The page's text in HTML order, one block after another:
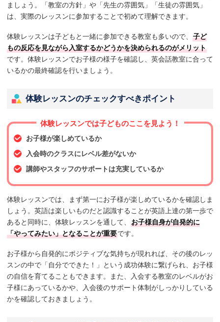
ましょう。「教室の方針」や「先生の雰囲気」「生徒の雰囲気」
は、実際のレッスンに参加することで初めて理解できます。
体験レッスンは子どもと一緒に参加できる教室も多いので、 子ど
もの反応を見ながら入室するかどうかを決められるのがメリット
です。体験レッスンでお子様の様子を確認し、英会話教室に合って
いるかの最終確認を行いましょう。
体験レッスンのチェックすべきポイント
体験レッスンでは子どものここを見よう！
お子様が楽しめているか
入会時のクラスにレベル差がないか
講師やスタッフのサポートは充実しているか
体験レッスンでは、まず第一にお子様が楽しめているかを確認しま
しょう。英語は楽しいものだと認識することが英語上達の第一歩で
あると同時に、体験レッスンを通して、 お子様自身が自発的に
「やってみたい」となることが重要です。
お子様から自発的にポジティブな気持ちが現れれば、その後のレッ
スンの中で「自分でできた！」という成功体験に繋げられ、お子様
の自信を育てることもできます。また、入会する教室のレベルがお
子様にあっているかや、入会後のサポート体制がしっかりしている
かを確認しておきましょう。